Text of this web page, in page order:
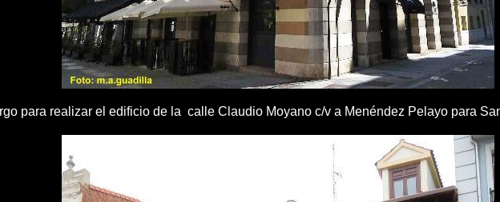
para realizar el edificio de la calle Claudio Moyano c/v a Menéndez Pelayo para